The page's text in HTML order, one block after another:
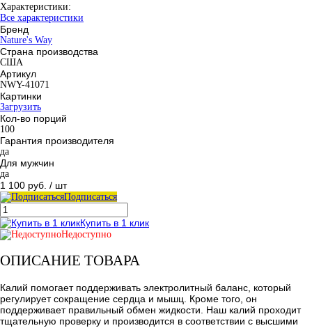
Характеристики:
Все характеристики
Бренд
Nature's Way
Страна производства
США
Артикул
NWY-41071
Картинки
Загрузить
Кол-во порций
100
Гарантия производителя
да
Для мужчин
да
1 100 руб. / шт
Подписаться
Купить в 1 клик
Недоступно
ОПИСАНИЕ ТОВАРА
Калий помогает поддерживать электролитный баланс, который
регулирует сокращение сердца и мышц. Кроме того, он
поддерживает правильный обмен жидкости. Наш калий проходит
тщательную проверку и производится в соответствии с высшими